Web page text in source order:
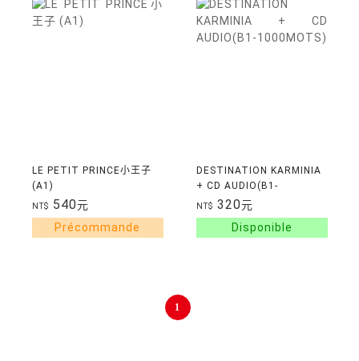
LE PETIT PRINCE小王子
(A1)
NT$ 540元
DESTINATION KARMINIA
+ CD AUDIO(B1-
1000MOTS)
NT$ 320元
1